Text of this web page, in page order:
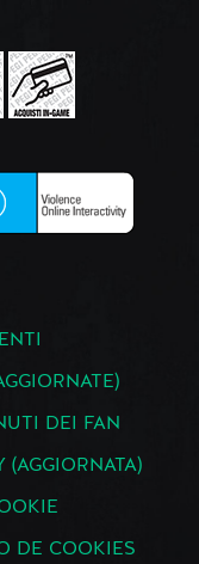
DEI FAN
DE COOKIES